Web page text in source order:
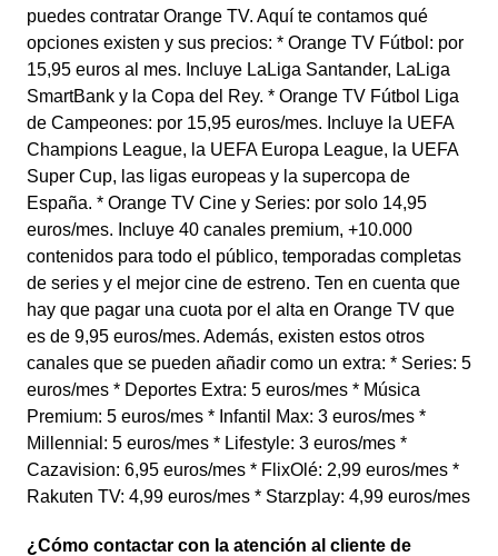
puedes contratar Orange TV. Aquí te contamos qué
opciones existen y sus precios: * Orange TV Fútbol: por
15,95 euros al mes. Incluye LaLiga Santander, LaLiga
SmartBank y la Copa del Rey. * Orange TV Fútbol Liga
de Campeones: por 15,95 euros/mes. Incluye la UEFA
Champions League, la UEFA Europa League, la UEFA
Super Cup, las ligas europeas y la supercopa de
España. * Orange TV Cine y Series: por solo 14,95
euros/mes. Incluye 40 canales premium, +10.000
contenidos para todo el público, temporadas completas
de series y el mejor cine de estreno. Ten en cuenta que
hay que pagar una cuota por el alta en Orange TV que
es de 9,95 euros/mes. Además, existen estos otros
canales que se pueden añadir como un extra: * Series: 5
euros/mes * Deportes Extra: 5 euros/mes * Música
Premium: 5 euros/mes * Infantil Max: 3 euros/mes *
Millennial: 5 euros/mes * Lifestyle: 3 euros/mes *
Cazavision: 6,95 euros/mes * FlixOlé: 2,99 euros/mes *
Rakuten TV: 4,99 euros/mes * Starzplay: 4,99 euros/mes
¿Cómo contactar con la atención al cliente de